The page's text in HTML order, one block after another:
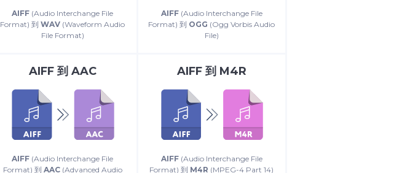
AIFF (Audio Interchange File
Format) 到WAV (Waveform Audio
File Format)
AIFF(Audio Interchange File
Format) 到 OGG (Ogg Vorbis Audio
File)
AIFF到 AAC
AIFF (Audio Interchange File
Format) 到 AAC(Advanced Audio
AIFF到 M4R
AIFF(Audio Interchange File
Format) 到 M4R (MPEG-4 Part 14)